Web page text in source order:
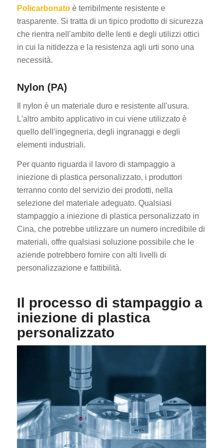
Policarbonatoè terribilmente resistente e
trasparente. Si tratta di un tipico prodotto di sicurezza
che rientra nell'ambito delle lenti e degli utilizzi ottici
in cui la nitidezza e la resistenza agli urti sono una
necessità.
Nylon (PA)
Il nylon è un materiale duro e resistente all'usura.
L'altro ambito applicativo in cui viene utilizzato è
quello dell'ingegneria, degli ingranaggi e degli
elementi industriali.
Per quanto riguarda il lavoro di stampaggio a
iniezione di plastica personalizzato, i produttori
terranno conto del servizio dei prodotti, nella
selezione del materiale adeguato. Qualsiasi
stampaggio a iniezione di plastica personalizzato in
Cina, che potrebbe utilizzare un numero incredibile di
materiali, offre qualsiasi soluzione possibile che le
aziende potrebbero fornire con alti livelli di
personalizzazione e fattibilità.
Il processo di stampaggio a
iniezione di plastica
personalizzato